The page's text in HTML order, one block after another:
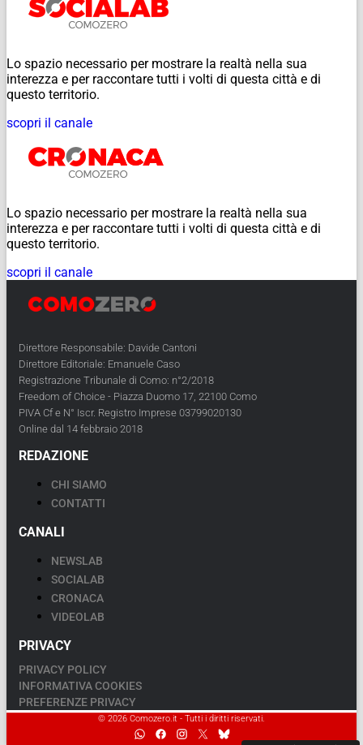
Lo spazio necessario per mostrare la realtà nella sua
interezza e per raccontare tutti i volti di questa città e di
questo territorio.
scopri il canale
Lo spazio necessario per mostrare la realtà nella sua
interezza e per raccontare tutti i volti di questa città e di
questo territorio.
scopri il canale
Direttore Responsabile: Davide Cantoni
Direttore Editoriale: Emanuele Caso
Registrazione Tribunale di Como: n°2/2018
Freedom of Choice - Piazza Duomo 17, 22100 Como
PIVA Cf e N° Iscr. Registro Imprese 03799020130
Online dal 14 febbraio 2018
REDAZIONE
CHI SIAMO
CONTATTI
CANALI
NEWSLAB
SOCIALAB
CRONACA
VIDEOLAB
PRIVACY
PRIVACY POLICY
INFORMATIVA COOKIES
PREFERENZE PRIVACY
© 2026 Comozero.it - Tutti i diritti riservati.